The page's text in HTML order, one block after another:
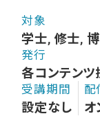
対象
学士, 修士,
発行
各コンテン
受講期間
設定なし
配
オ